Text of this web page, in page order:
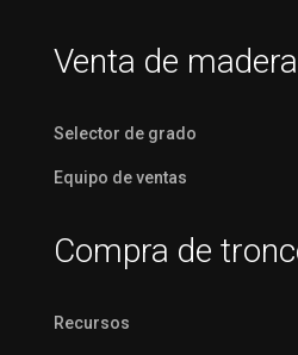
Venta de madera
Selector de grado
Equipo de ventas
Compra de
Recursos